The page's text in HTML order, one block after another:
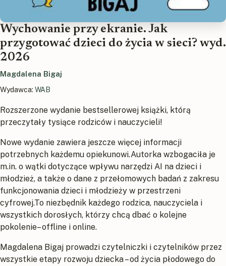
Wychowanie przy ekranie. Jak
przygotować dzieci do życia w sieci? wyd.
2026
Magdalena Bigaj
Wydawca: WAB
Rozszerzone wydanie bestsellerowej książki, którą
przeczytały tysiące rodziców i nauczycieli!
Nowe wydanie zawiera jeszcze więcej informacji
potrzebnych każdemu opiekunowi.Autorka wzbogaciła je
m.in. o wątki dotyczące wpływu narzędzi AI na dzieci i
młodzież, a także o dane z przełomowych badań z zakresu
funkcjonowania dzieci i młodzieży w przestrzeni
cyfrowej.To niezbędnik każdego rodzica, nauczyciela i
wszystkich dorosłych, którzy chcą dbać o kolejne
pokolenie– offline i online.
Magdalena Bigaj prowadzi czytelniczki i czytelników przez
wszystkie etapy rozwoju dziecka – od życia płodowego do